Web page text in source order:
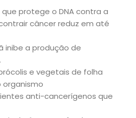
protege o DNA contra a
câncer reduz em até
inibe a produção de
e vegetais de folha
organismo
anti-cancerígenos que